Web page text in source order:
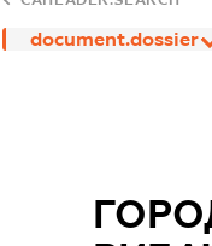
document.dossier